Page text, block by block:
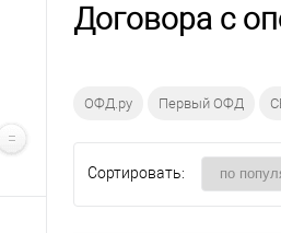
Договора с
ОФД.ру Первый ОФД
Сортировать: